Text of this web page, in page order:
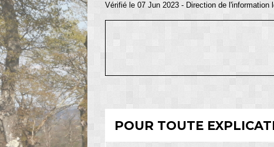
Vérifié le 07 Jun 2023 - Direction de
POUR TOUTE